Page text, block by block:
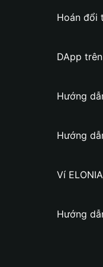
Hoán đổi
DApp
Hướng
Hướng
Ví
Hướng